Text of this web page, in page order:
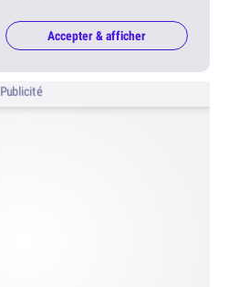
Accepter & afficher
Publicité